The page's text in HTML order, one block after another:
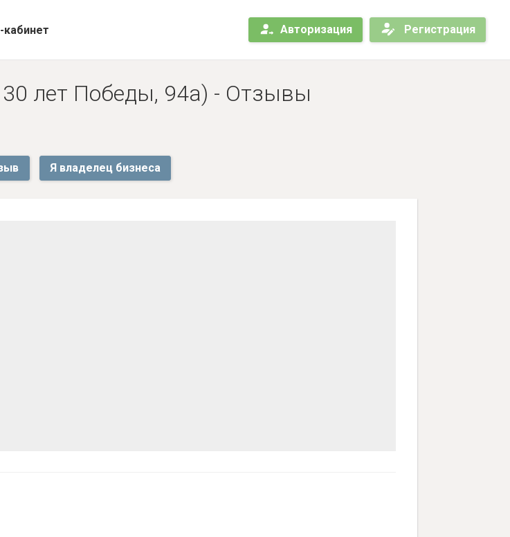
Авторизация Регистрация
лет Победы, 94а) - Отзывы
Я владелец бизнеса